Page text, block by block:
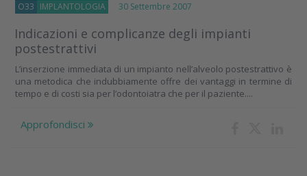
O33 IMPLANTOLOGIA 30 Settembre 2007
Indicazioni e complicanze degli impianti
postestrattivi
L’inserzione immediata di un impianto nell’alveolo postestrattivo è
una metodica che indubbiamente offre dei vantaggi in termine di
tempo e di costi sia per l’odontoiatra che per il paziente....
Approfondisci